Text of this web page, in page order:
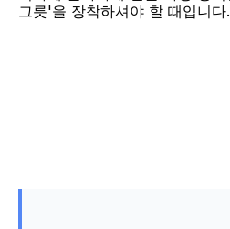
그릇'을 장착하셔야 할 때입니다.